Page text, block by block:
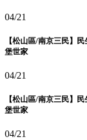
04/21
【松山區/南京三民】
堡世家
04/21
【松山區/南京三民】
堡世家
04/21